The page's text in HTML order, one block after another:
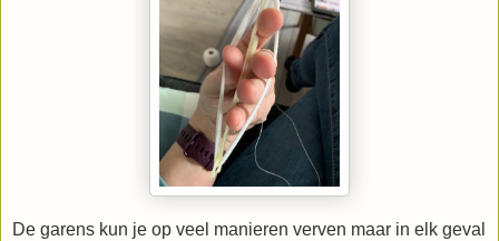
De garens kun je op veel manieren verven maar in elk geval